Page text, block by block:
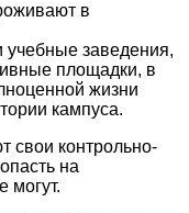
в
учебные заведения,
площадки, в
жизни
кампуса.
свои контрольно-
на
могут.